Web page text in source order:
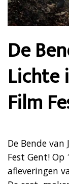
De
Lichte
Film
De Bende
Fest Gent!
afleveringen